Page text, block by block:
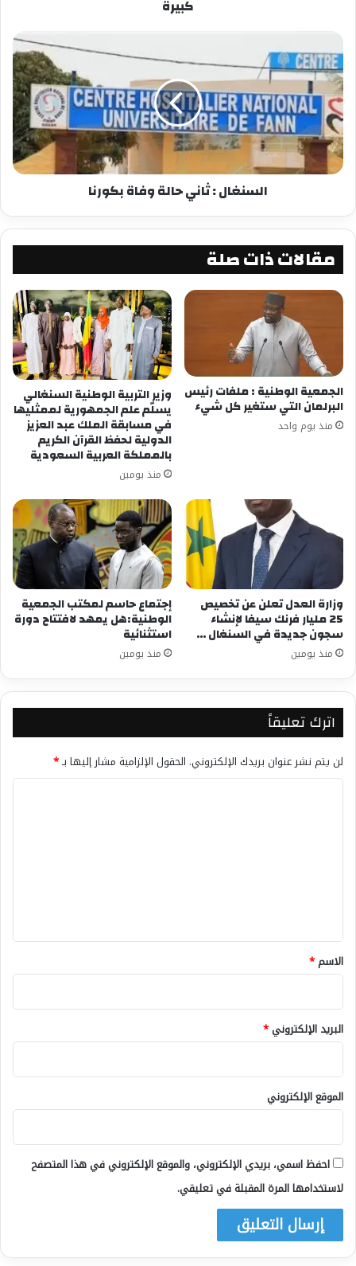
كبيرة
السنغال : ثاني حالة وفاة بكورنا
مقالات ذات صلة
الجمعية الوطنية : ملفات رئيس
البرلمان التي ستغير كل شيء
منذ يوم واحد
وزير التربية الوطنية السنغالي
يسلّم علم الجمهورية لممثليها
في مسابقة الملك عبد العزيز
الدولية لحفظ القرآن الكريم
بالمملكة العربية السعودية
منذ يومين
وزارة العدل تعلن عن تخصيص
25 مليار فرنك سيفا لإنشاء
سجون جديدة في السنغال …
منذ يومين
إجتماع حاسم لمكتب الجمعية
الوطنية:هل يمهد لافتتاح دورة
استثنائية
منذ يومين
اترك تعليقاً
لن يتم نشر عنوان بريدك الإلكتروني. الحقول الإلزامية مشار إليها بـ*
*
الاسم*
البريد الإلكتروني*
الموقع الإلكتروني
احفظ اسمي، بريدي الإلكتروني، والموقع الإلكتروني في هذا المتصفح
لاستخدامها المرة المقبلة في تعليقي.